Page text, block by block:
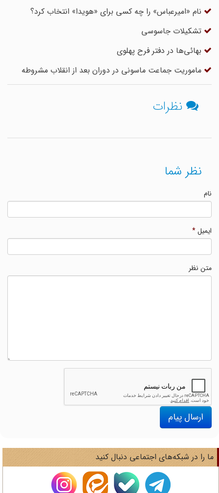
نام «امیرعباس» را چه کسی برای «هویدا» انتخاب کرد؟
تشکیلات جاسوسی
بهائی‌ها در دفتر فرح پهلوی
ماموریت جماعت ماسونی در دوران بعد از انقلاب مشروطه
نظرات
نظر شما
ایمیل*
متن نظر
ارسال پیام
را در شبکه‌های اجتماعی دنبال کنید